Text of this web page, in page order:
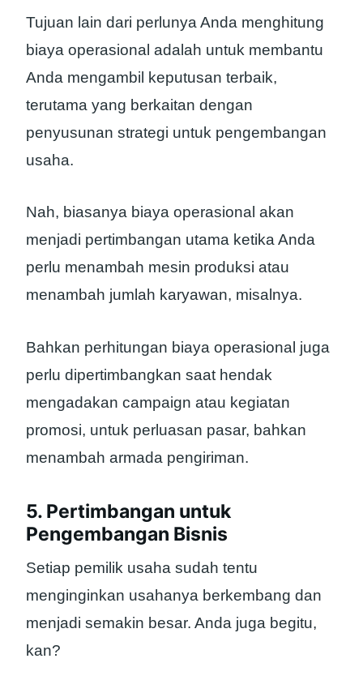
Tujuan lain dari perlunya Anda menghitung
biaya operasional adalah untuk membantu
Anda mengambil keputusan terbaik,
terutama yang berkaitan dengan
penyusunan strategi untuk pengembangan
usaha.
Nah, biasanya biaya operasional akan
menjadi pertimbangan utama ketika Anda
perlu menambah mesin produksi atau
menambah jumlah karyawan, misalnya.
Bahkan perhitungan biaya operasional juga
perlu dipertimbangkan saat hendak
mengadakan campaign atau kegiatan
promosi, untuk perluasan pasar, bahkan
menambah armada pengiriman.
5. Pertimbangan untuk
Pengembangan Bisnis
Setiap pemilik usaha sudah tentu
menginginkan usahanya berkembang dan
menjadi semakin besar. Anda juga begitu,
kan?